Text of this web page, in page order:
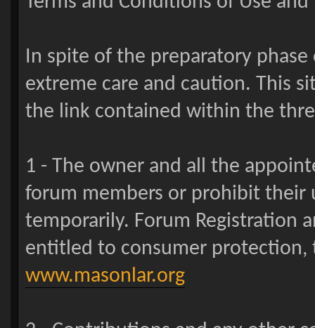
In spite of the preparatory
extreme care and caution. This
the link contained within the
1 - The owner and all the
forum members or prohibit their
temporarily. Forum Registration
entitled to consumer protection,
www.masonlar.org